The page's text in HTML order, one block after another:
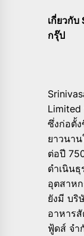
เกี่ยวกับ
กรุ๊ป
Limited
ซึ่งก่อตั้ง
ยาวนา
ต่อปี
ดำเนิน
อุตสาห
ยังมี บริ
อาหาร
ฟู้ดส์ จำ